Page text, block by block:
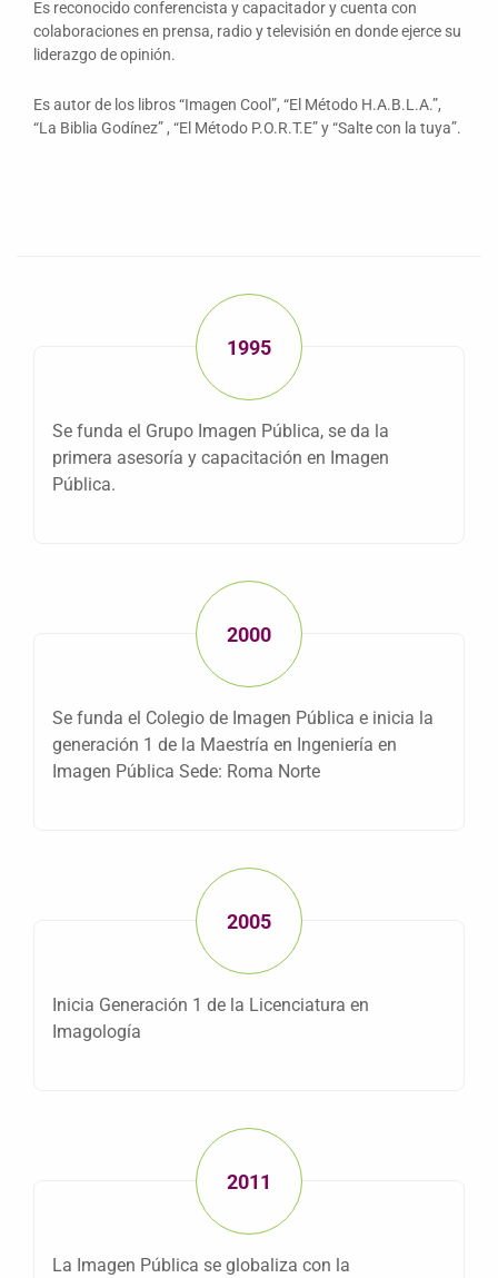
Es reconocido conferencista y capacitador y cuenta con
colaboraciones en prensa, radio y televisión en donde ejerce su
liderazgo de opinión.
Es autor de los libros “Imagen Cool”, “El Método H.A.B.L.A.”,
“La Biblia Godínez” , “El Método P.O.R.T.E” y “Salte con la tuya”.
1995
Se funda el Grupo Imagen Pública, se da la
primera asesoría y capacitación en Imagen
Pública.
2000
Se funda el Colegio de Imagen Pública e inicia la
generación 1 de la Maestría en Ingeniería en
Imagen Pública Sede: Roma Norte
2005
Inicia Generación 1 de la Licenciatura en
Imagología
2011
La Imagen Pública se globaliza con la